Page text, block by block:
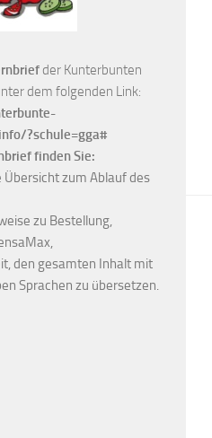
der Kunterbunten
dem folgenden Link:
?schule=gga#
finden Sie:
zum Ablauf des
zu Bestellung,
den gesamten Inhalt mit
Sprachen zu übersetzen.